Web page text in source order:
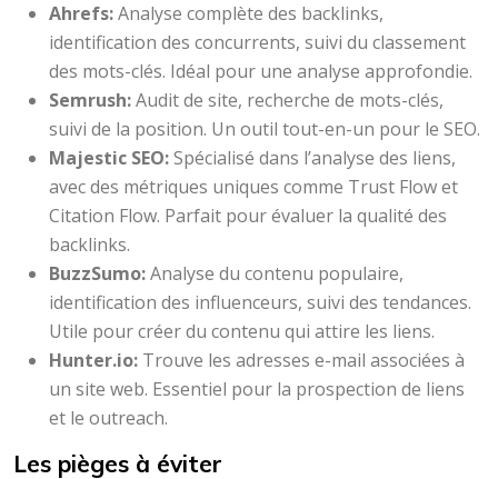
Ahrefs:Analyse complète des backlinks,
identification des concurrents, suivi du classement
des mots-clés. Idéal pour une analyse approfondie.
Semrush:Audit de site, recherche de mots-clés,
suivi de la position. Un outil tout-en-un pour le SEO.
Majestic SEO:Spécialisé dans l’analyse des liens,
avec des métriques uniques comme Trust Flow et
Citation Flow. Parfait pour évaluer la qualité des
backlinks.
BuzzSumo:Analyse du contenu populaire,
identification des influenceurs, suivi des tendances.
Utile pour créer du contenu qui attire les liens.
Hunter.io: Trouve les adresses e-mail associées à
un site web. Essentiel pour la prospection de liens
et le outreach.
Les pièges à éviter